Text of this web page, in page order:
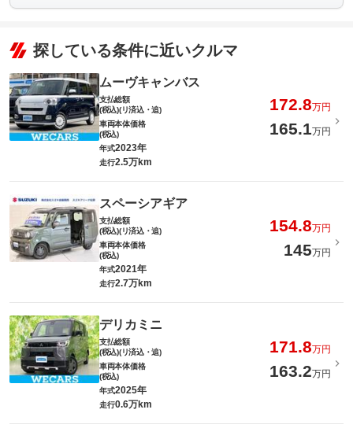
探している条件に近いクルマ
ムーヴキャンバス
支払総額
(税込)(リ済込・追)
172.8万円
車両本体価格
(税込)
165.1万円
年式2023年
走行2.5万km
スペーシアギア
支払総額
(税込)(リ済込・追)
154.8万円
車両本体価格
(税込)
145万円
年式2021年
走行2.7万km
デリカミニ
支払総額
(税込)(リ済込・追)
171.8万円
車両本体価格
(税込)
163.2万円
年式2025年
走行0.6万km